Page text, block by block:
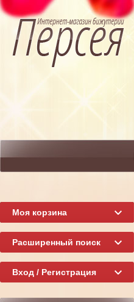
Моя корзина
Расширенный поиск
Вход / Регистрация